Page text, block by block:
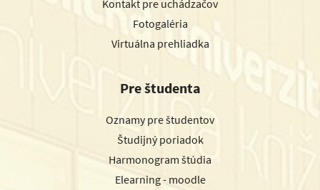
Kontakt pre uchádzačov
Fotogaléria
Virtuálna prehliadka
Pre študenta
Oznamy pre študentov
Študijný poriadok
Harmonogram štúdia
Elearning - moodle